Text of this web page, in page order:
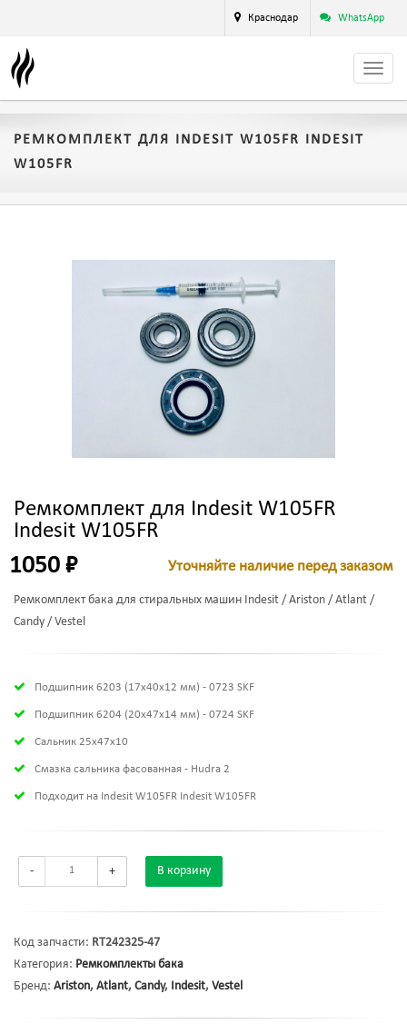
Краснодар WhatsApp
РЕМКОМПЛЕКТ ДЛЯ INDESIT W105FR INDESIT
W105FR
Ремкомплект для Indesit W105FR
Indesit W105FR
1050 ₽ Уточняйте наличие перед заказом
Ремкомплект бака для стиральных машин Indesit / Ariston / Atlant /
Candy / Vestel
Подшипник 6203 (17х40х12 мм) - 0723 SKF
Подшипник 6204 (20х47х14 мм) - 0724 SKF
Сальник 25x47x10
Смазка сальника фасованная - Hudra 2
Подходит на Indesit W105FR Indesit W105FR
- + В корзину
Код запчасти: RT242325-47
Категория: Ремкомплекты бака
Бренд: Ariston, Atlant, Candy, Indesit, Vestel